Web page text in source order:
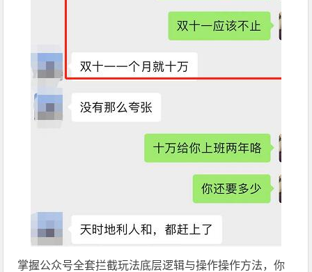
掌握公众号全套拦截玩法底层逻辑与操作操作方法，你